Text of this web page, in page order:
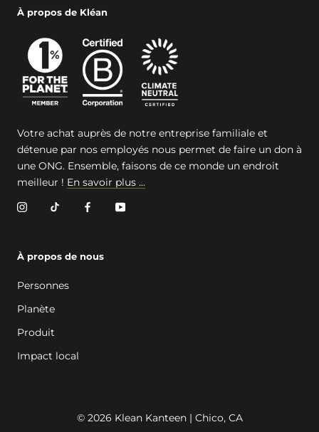
À propos de Kléan
Votre achat auprès de notre entreprise familiale et
détenue par nos employés nous permet de faire un don à
une ONG. Ensemble, faisons de ce monde un endroit
meilleur ! En savoir plus ...
À propos de nous
Personnes
Planète
Produit
Impact local
© 2026 Klean Kanteen | Chico, CA